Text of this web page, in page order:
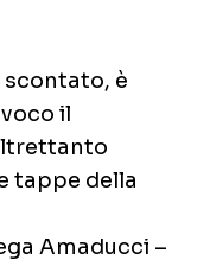
è
il
tappe della
Amaducci –